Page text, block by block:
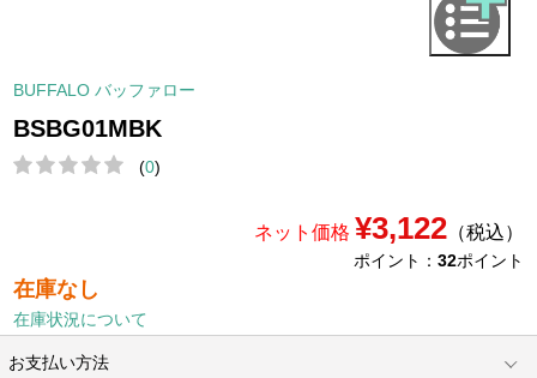
BUFFALO バッファロー
BSBG01MBK
(0)
ネット価格 ¥3,122（税込）
ポイント： 32ポイント
在庫なし
在庫状況について
お支払い方法